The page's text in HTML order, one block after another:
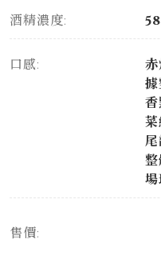
酒精濃度:
口感:
售價: